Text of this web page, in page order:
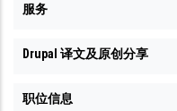
服务
Drupal 译文及原创分享
职位信息